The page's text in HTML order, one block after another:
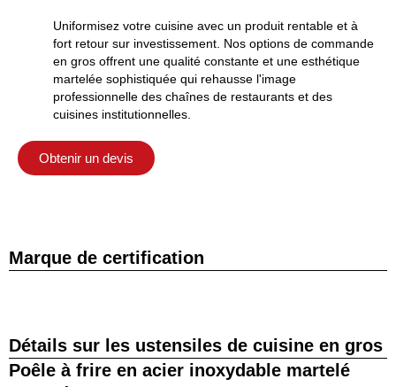
Uniformisez votre cuisine avec un produit rentable et à
fort retour sur investissement. Nos options de commande
en gros offrent une qualité constante et une esthétique
martelée sophistiquée qui rehausse l'image
professionnelle des chaînes de restaurants et des
cuisines institutionnelles.
Obtenir un devis
Marque de certification
Détails sur les ustensiles de cuisine en gros
Poêle à frire en acier inoxydable martelé